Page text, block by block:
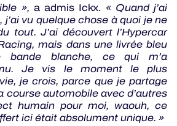
», a admis Ickx. « Quand j’ai
vu quelque chose à quoi je ne
tout. J’ai découvert l’Hypercar
mais dans une livrée bleu
bande blanche, ce qui m’a
Je vis le moment le plus
je crois, parce que je partage
course automobile avec d’autres
humain pour moi, waouh, ce
ici était absolument unique. »